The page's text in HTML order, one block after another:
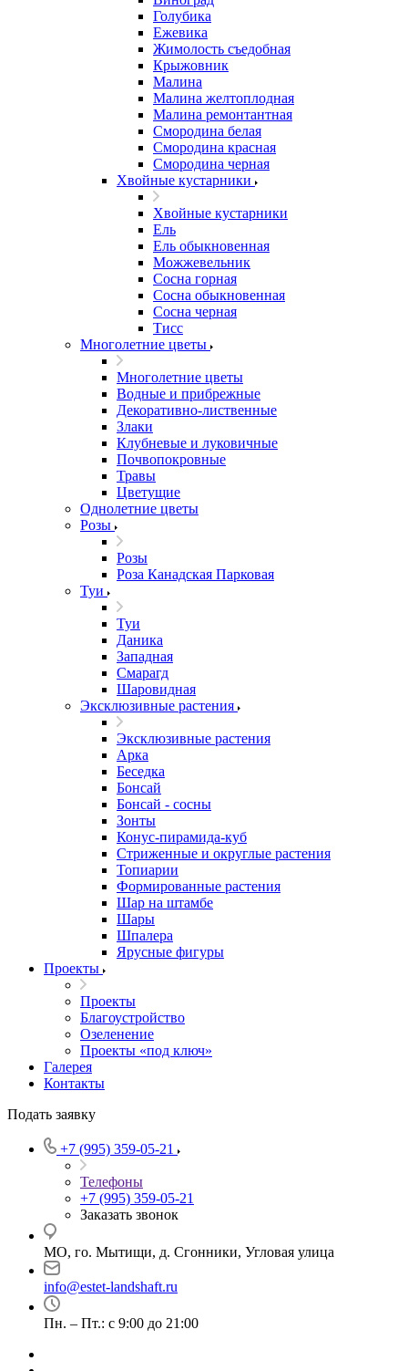
Голубика
Ежевика
Жимолость съедобная
Крыжовник
Малина
Малина желтоплодная
Малина ремонтантная
Смородина белая
Смородина красная
Смородина черная
Хвойные кустарники
Хвойные кустарники
Ель
Ель обыкновенная
Можжевельник
Сосна горная
Сосна обыкновенная
Сосна черная
Тисс
Многолетние цветы
Многолетние цветы
Водные и прибрежные
Декоративно-лиственные
Злаки
Клубневые и луковичные
Почвопокровные
Травы
Цветущие
Однолетние цветы
Розы
Розы
Роза Канадская Парковая
Туи
Туи
Даника
Западная
Смарагд
Шаровидная
Эксклюзивные растения
Эксклюзивные растения
Арка
Беседка
Бонсай
Бонсай - сосны
Зонты
Конус-пирамида-куб
Стриженные и округлые растения
Топиарии
Формированные растения
Шар на штамбе
Шары
Шпалера
Ярусные фигуры
Проекты
Проекты
Благоустройство
Озеленение
Проекты «под ключ»
Галерея
Контакты
Подать заявку
+7 (995) 359-05-21
Телефоны
+7 (995) 359-05-21
Заказать звонок
МО, го. Мытищи, д. Сгонники, Угловая улица
info@estet-landshaft.ru
Пн. – Пт.: с 9:00 до 21:00